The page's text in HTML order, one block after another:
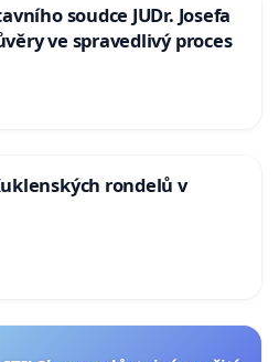
soudce JUDr. Josefa
ve spravedlivý proces
rondelů v